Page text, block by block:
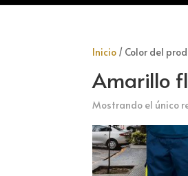
Inicio / Color del
Amarillo
Mostrando el único